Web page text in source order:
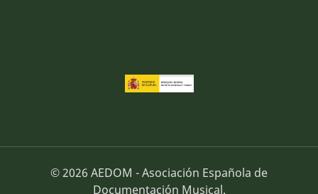
© 2026 AEDOM - Asociación Española de
Documentación Musical.